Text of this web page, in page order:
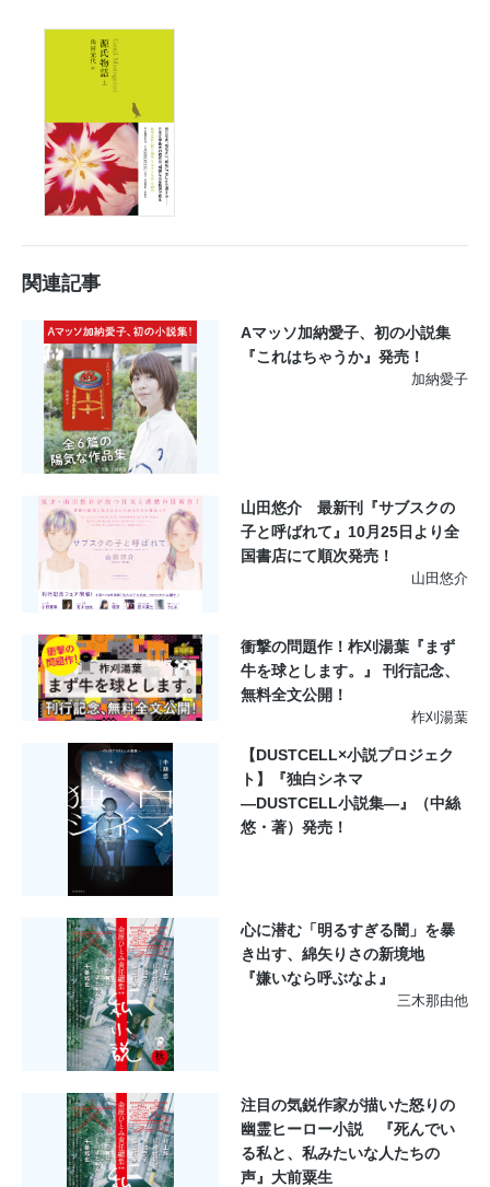
関連記事
Aマッソ加納愛子、初の小説集
『これはちゃうか』発売！
加納愛子
山田悠介 最新刊『サブスクの
子と呼ばれて』10月25日より全
国書店にて順次発売！
山田悠介
衝撃の問題作！柞刈湯葉『まず
牛を球とします。』 刊行記念、
無料全文公開！
柞刈湯葉
【DUSTCELL×小説プロジェク
ト】『独白シネマ
―DUSTCELL小説集―』（中絲
悠・著）発売！
心に潜む「明るすぎる闇」を暴
き出す、綿矢りさの新境地
『嫌いなら呼ぶなよ』
三木那由他
注目の気鋭作家が描いた怒りの
幽霊ヒーロー小説 『死んでい
る私と、私みたいな人たちの
声』大前粟生